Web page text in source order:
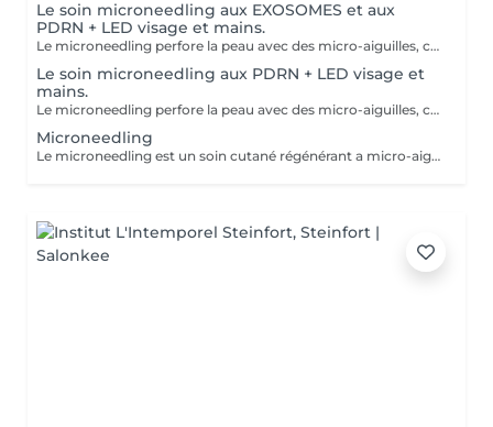
Le soin microneedling aux EXOSOMES et aux
PDRN + LED visage et mains.
Le microneedling perfore la peau avec des micro-aiguilles, créant des micro-canaux qui permettent à un sérum actif (PDRN ou exosomes) de pénétrer en profondeur dans le derme. C'est ce qu'on appelle un soin « biostimulateur » : on ne remplit pas, on stimule la peau pour qu'elle se régénère elle-même. L'association des exosomes et du PDRN (Polydésoxyribonucléotide) est une révolution anti-âge. Il représente le protocole de régénération cutanée le plus avancé en médecine esthétique. Cette synergie permet de stimuler le renouvellement cellulaire de façon accélérée, d'atténuer les cicatrices et de lifter le teint sans chirurgie. C'est une synergie régénératrice puissante, ces deux actifs maximisent la réparation tissulaire et l'éclat du teint. Idéale pour les peaux: matures , avec des dommages solaires importants, des cicatrices, une perte de fermeté. Soin plus puissant que le PDRN . Pour optimiser les effets du soin, nous appliquerons la lumière LED sur le visage. Profitez, également, d'un traitement anti-âge à la lumière Led pour les mains.
Le soin microneedling aux PDRN + LED visage et
mains.
Le microneedling perfore la peau avec des micro-aiguilles, créant des micro-canaux qui permettent à un sérum actif (PDRN ou exosomes) de pénétrer en profondeur dans le derme. C'est ce qu'on appelle un soin « biostimulateur » : on ne remplit pas, on stimule la peau pour qu'elle se régénère elle-même. Tandis que le sérum PDRN pénètre profondément pour stimuler la réparation cellulaire, accélérer la cicatrisation et booster la production de collagène. Pour optimiser les effets du soin, nous appliquerons la lumière LED sur le visage. Profitez, également, d'un traitement anti-âge à la lumière Led pour les mains.
Microneedling
Le microneedling est un soin cutané régénérant a micro-aiguilles permettant de réduire les signes de l'âge et de raviver l'éclat de votre peau, il aide aussi a effacer les traces d'acné, les cicatrices. Un véritable soin qui resserre les pores dilatés , lisse la peau, estimes les rides et ridules grâce au sérum à l'acide hyaluronique. + LED visage et mains